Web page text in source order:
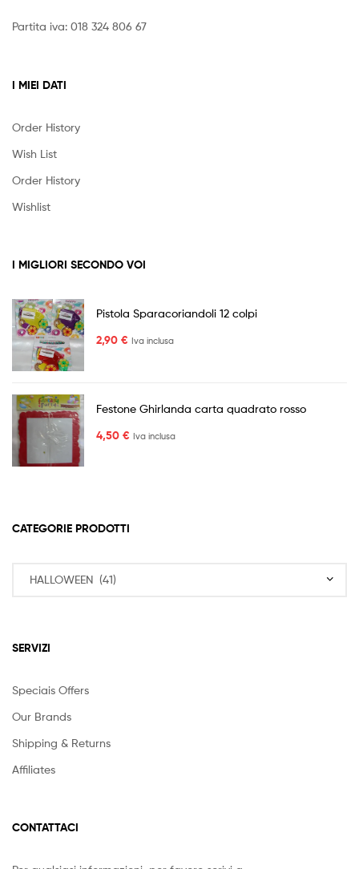
Partita iva: 018 324 806 67
I MIEI DATI
Order History
Wish List
Order History
Wishlist
I MIGLIORI SECONDO VOI
Pistola Sparacoriandoli 12 colpi
2,90 € Iva inclusa
Festone Ghirlanda carta quadrato rosso
4,50 € Iva inclusa
CATEGORIE PRODOTTI
SERVIZI
Speciais Offers
Our Brands
Shipping & Returns
Affiliates
CONTATTACI